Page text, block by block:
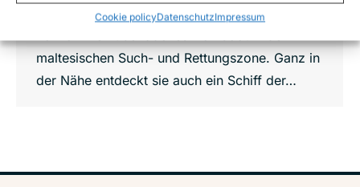
Cookie policyDatenschutzImpressum
August 2020: Unsere Moonbird sichtet ein
maltesischen Such- und Rettungszone. Ganz in
der Nähe entdeckt sie auch ein Schiff der…